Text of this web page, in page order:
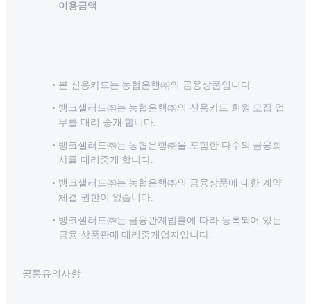
이용금액
본 신용카드는 농협은행㈜의 금융상품입니다.
뱅크샐러드㈜는 농협은행㈜의 신용카드 회원 모집 업
무를 대리 중개 합니다.
뱅크샐러드㈜는 농협은행㈜을 포함한 다수의 금융회
사를 대리중개 합니다.
뱅크샐러드㈜는 농협은행㈜의 금융상품에 대한 계약
체결 권한이 없습니다.
뱅크샐러드㈜는 금융관계법률에 따라 등록되어 있는
금융 상품판매 대리중개업자입니다.
공통유의사항